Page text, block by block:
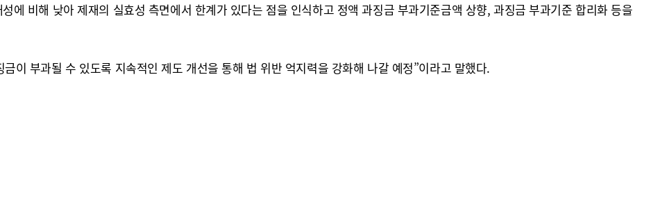
에 비해 낮아 제재의 실효성 측면에서 한계가 있다는 점을 인식하고 정액 과징금 부과기준금액 상향, 과징금 부과기준 합리화 등을
이 부과될 수 있도록 지속적인 제도 개선을 통해 법 위반 억지력을 강화해 나갈 예정”이라고 말했다.